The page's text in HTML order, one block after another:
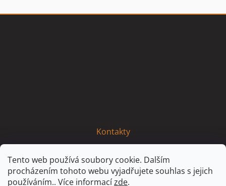
Tento web používá soubory cookie. Dalším
procházením tohoto webu vyjadřujete souhlas s jejich
používáním.. Více informacízde.
Z
Kontakty